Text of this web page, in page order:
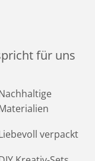
für uns
verpackt